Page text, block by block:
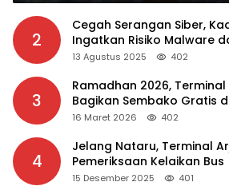
2
Cegah Serangan Siber,
Ingatkan Risiko Malware
13 Agustus 2025 402
3
Ramadhan 2026,
Bagikan Sembako Gratis
Masyarakat
16 Maret 2026 402
4
Jelang Nataru, Terminal
Pemeriksaan Kelaikan Bus
15 Desember 2025 401